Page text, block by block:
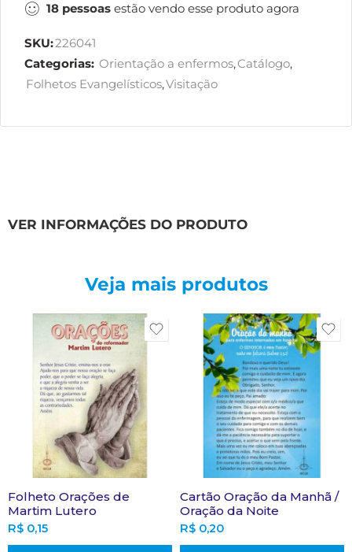
18 pessoas estão vendo esse produto agora
SKU:226041
Categorias: Orientação a enfermos,Catálogo,
Folhetos Evangelísticos,Visitação
VER INFORMAÇÕES DO PRODUTO
Veja mais produtos
Folheto Orações de
Martim Lutero
R$ 0,15
Cartão Oração da Manhã /
Oração da Noite
R$ 0,20